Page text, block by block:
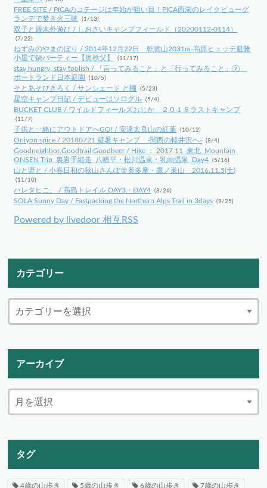
FREE SITE / PICAのコテージは年始が狙い目！PICA西湖のレイクビューグ
ランデで焚き火三昧
(1/13)
双子と週末外遊び / しおさいキャンプフィールド（20200112-0114）
(7/22)
ねずみのやまのぼり / 2014年12月22日 乾徳山2031m-高原ヒュッテ避難
小屋で鍋パーティー【奥秩父】
(11/17)
stay hungry, stay foolish / 「言ってみること」と「行ってみること」②
ポートランド日本庭園
(10/5)
そとあそびきろく / サンシェード と棚 (5/23)
星空キャンプ日記 / デビューはソログル (5/4)
BUCKET CLUB / ワイルドフィールズおじか ２０１８ラストキャンプ
(11/7)
子供と一緒にアウトドアへGO! / 安達太良山の紅葉 (10/12)
Oniyon spice / 20180721 避暑キャンプ -関西の軽井沢へ- (8/4)
Goodneighbor,Goodtrail,Goodbeer / Hike ： 2017.11_東北_Mountain
ONSEN Trip_裏岩手縦走_八幡平・松川温泉・乳頭温泉_Day4 (5/16)
山と野と / 小春日和の秋山さんぽ＠奥多摩・鷹ノ巣山 2016.11.5(土)
(11/10)
ハレタヒニ。 / 高島トレイル DAY3・DAY4 (8/26)
SOLA Sunny Day / Fastpacking the Northern Alps Trail in 3days (9/25)
Powered by livedoor 相互RSS
カテゴリー
アーカイブ
タグ
4歳の山歩き 5歳の山歩き 6歳の山歩き 7歳の山歩き